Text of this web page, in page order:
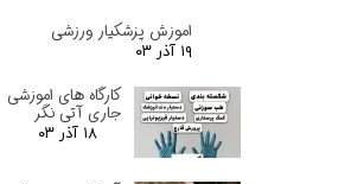
اموزش پزشکیار ورزشی
۱۹ آذر ۰۳
کارگاه های اموزشی
جاری آتی نگر
۱۸ آذر ۰۳